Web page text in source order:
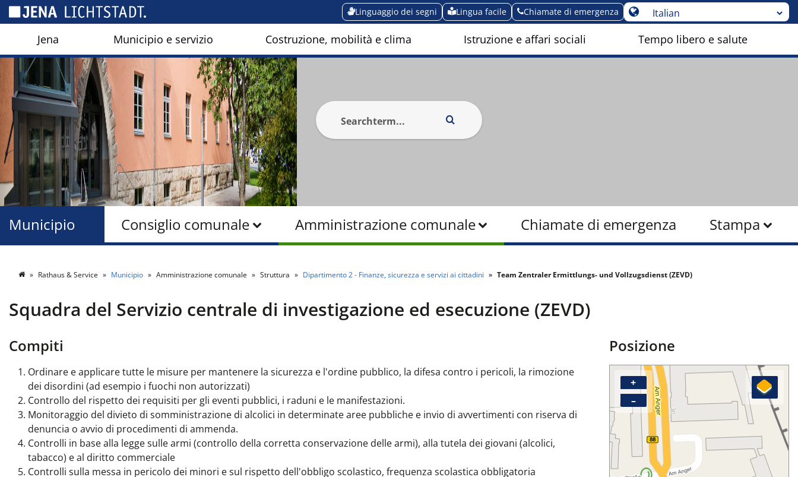
Linguaggio dei segni Lingua facile Chiamate di emergenza
Jena Municipio e servizio Costruzione, mobilità e clima Istruzione e affari sociali Tempo libero e salute
Consiglio comunale Amministrazione comunale Chiamate di emergenza Stampa
Municipio
Rathaus & Service Municipio Amministrazione comunale Struttura Dipartimento 2 - Finanze, sicurezza e servizi ai cittadini Team Zentraler Ermittlungs- und Vollzugsdienst (ZEVD)
Squadra del Servizio centrale di investigazione ed esecuzione (ZEVD)
Compiti
Ordinare e applicare tutte le misure per mantenere la sicurezza e l'ordine pubblico, la difesa contro i pericoli, la rimozione
dei disordini (ad esempio i fuochi non autorizzati)
Controllo del rispetto dei requisiti per gli eventi pubblici, i raduni e le manifestazioni.
Monitoraggio del divieto di somministrazione di alcolici in determinate aree pubbliche e invio di avvertimenti con riserva di
denuncia o avvio di procedimenti di ammenda.
Controlli in base alla legge sulle armi (controllo della corretta conservazione delle armi), alla tutela dei giovani (alcolici,
tabacco) e al diritto commerciale
Controlli sulla messa in pericolo dei minori e sul rispetto dell'obbligo scolastico, frequenza scolastica obbligatoria
Posizione
+
–
Pannello di gestione dei cookies